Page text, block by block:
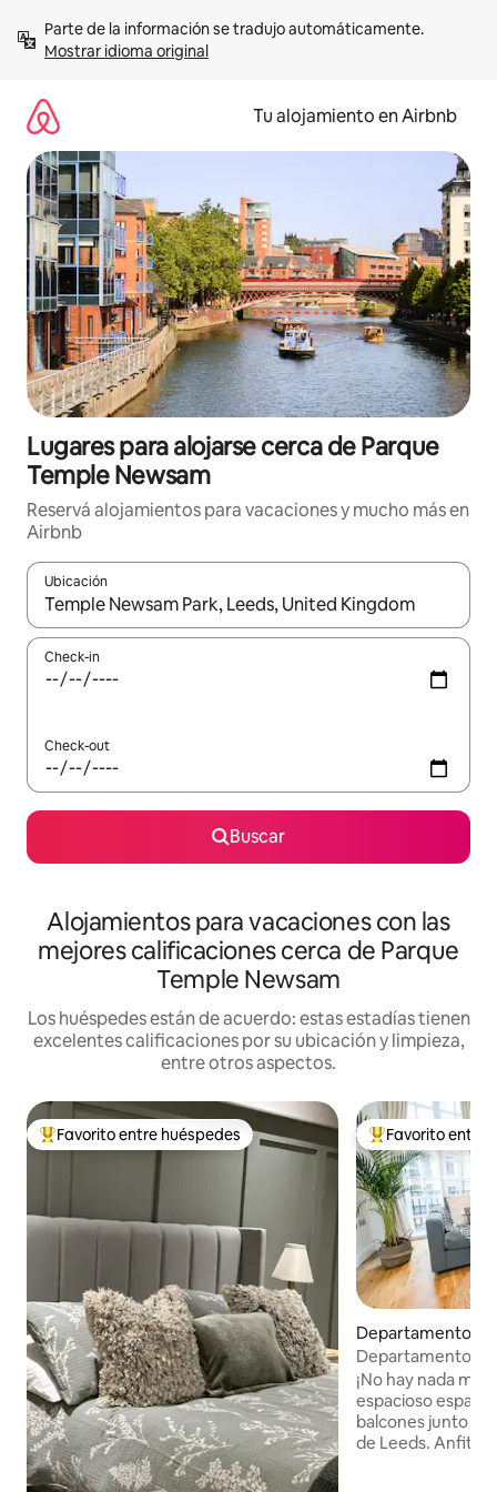
contenidoMostrar idioma original
Tu alojamiento en Airbnb
Lugares para alojarse cerca de Parque
Temple Newsam
Reservá alojamientos para vacaciones y mucho más en
Airbnb
Ubicación
Cuando los resultados estén disponibles, navegá con las
Check-in
Check-out
Buscar
Alojamientos para vacaciones con las
mejores calificaciones cerca de Parque
Temple Newsam
Los huéspedes están de acuerdo: estas estadías tienen
excelentes calificaciones por su ubicación y limpieza,
entre otros aspectos.
Favorito entre los huéspedes más destacados
Favorito entre huéspedes Favorito entre
Favorito entre
Departamento
residencial en
re
Departamento
corazón del
¡No hay nada
espacioso
balcones junto a
de Leeds.